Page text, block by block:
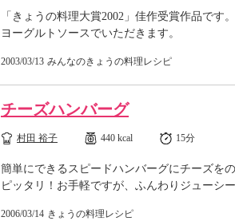
「きょうの料理大賞2002」佳作受賞作品です
ヨーグルトソースでいただきます。
2003/03/13 みんなのきょうの料理レシピ
チーズハンバーグ
村田 裕子 440 kcal 15分
簡単にできるスピードハンバーグにチーズを
ピッタリ！お手軽ですが、ふんわりジューシー
2006/03/14 きょうの料理レシピ